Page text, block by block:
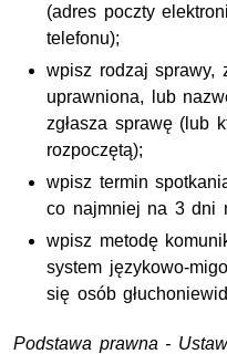
(adres poczty
telefonu);
wpisz rodzaj sprawy,
uprawniona, lub
zgłasza sprawę (lub
rozpoczętą);
wpisz termin
co najmniej na 3 dni
wpisz metodę
system językowo-
się osób
Podstawa prawna -